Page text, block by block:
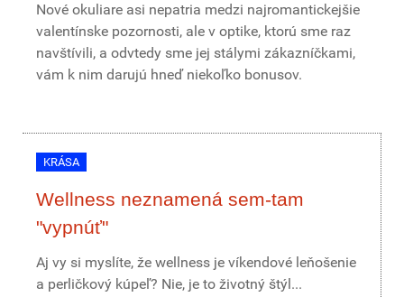
Nové okuliare asi nepatria medzi najromantickejšie
valentínske pozornosti, ale v optike, ktorú sme raz
navštívili, a odvtedy sme jej stálymi zákazníčkami,
vám k nim darujú hneď niekoľko bonusov.
KRÁSA
Wellness neznamená sem-tam
"vypnúť"
Aj vy si myslíte, že wellness je víkendové leňošenie
a perličkový kúpeľ? Nie, je to životný štýl...